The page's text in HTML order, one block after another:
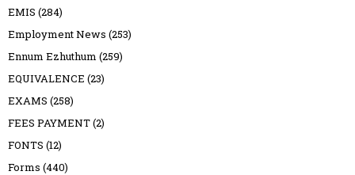
EMIS (284)
Employment News (253)
Ennum Ezhuthum (259)
EQUIVALENCE (23)
EXAMS (258)
FEES PAYMENT(2)
FONTS (12)
Forms (440)